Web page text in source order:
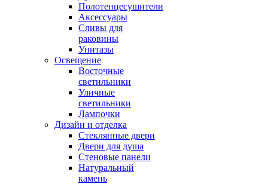
Полотенцесушители
Аксессуары
Сливы для
раковины
Унитазы
Освещение
Восточные
светильники
Уличные
светильники
Лампочки
Дизайн и отделка
Стеклянные двери
Двери для душа
Стеновые панели
Натуральный
камень